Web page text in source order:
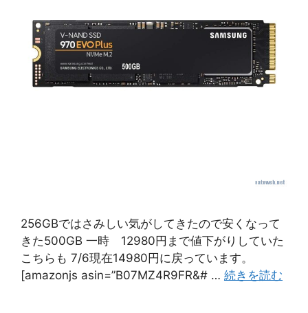
256GBではさみしい気がしてきたので安くなって
きた500GB 一時 12980円まで値下がりしていた
こちらも 7/6現在14980円に戻っています。
[amazonjs asin=”B07MZ4R9FR&# … 続きを読む